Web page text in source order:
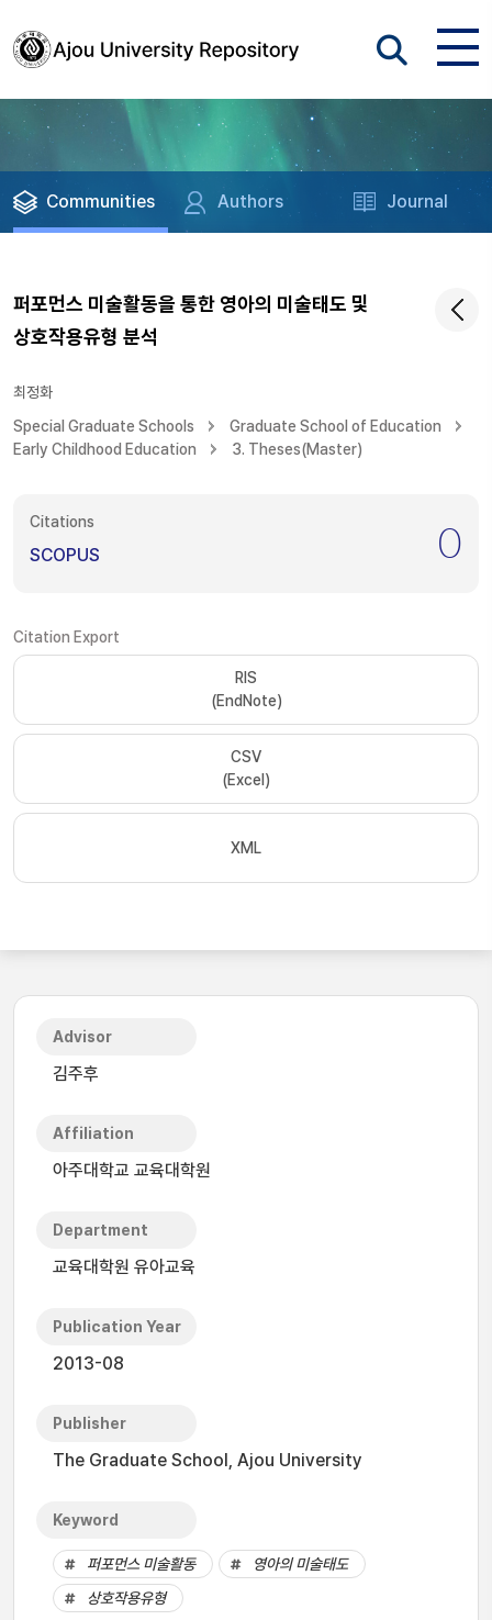
Communities Authors Journal
퍼포먼스 미술활동을 통한 영아의 미술태도 및
상호작용유형 분석
최정화
Special Graduate Schools
Graduate School of Education
Early Childhood Education
3. Theses(Master)
Citations
SCOPUS 0
Citation Export
RIS
(EndNote)
CSV
(Excel)
XML
Advisor
김주후
Affiliation
아주대학교 교육대학원
Department
교육대학원 유아교육
Publication Year
2013-08
Publisher
The Graduate School, Ajou University
Keyword
퍼포먼스 미술활동
영아의 미술태도
상호작용유형